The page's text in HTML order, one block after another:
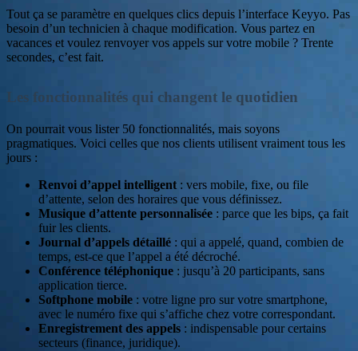
Tout ça se paramètre en quelques clics depuis l’interface Keyyo. Pas
besoin d’un technicien à chaque modification. Vous partez en
vacances et voulez renvoyer vos appels sur votre mobile ? Trente
secondes, c’est fait.
Les fonctionnalités qui changent le quotidien
On pourrait vous lister 50 fonctionnalités, mais soyons
pragmatiques. Voici celles que nos clients utilisent vraiment tous les
jours :
Renvoi d’appel intelligent : vers mobile, fixe, ou file
d’attente, selon des horaires que vous définissez.
Musique d’attente personnalisée : parce que les bips, ça fait
fuir les clients.
Journal d’appels détaillé : qui a appelé, quand, combien de
temps, est-ce que l’appel a été décroché.
Conférence téléphonique : jusqu’à 20 participants, sans
application tierce.
Softphone mobile : votre ligne pro sur votre smartphone,
avec le numéro fixe qui s’affiche chez votre correspondant.
Enregistrement des appels : indispensable pour certains
secteurs (finance, juridique).